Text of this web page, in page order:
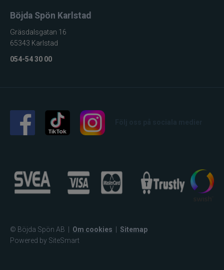
Böjda Spön Karlstad
Gräsdalsgatan 16
65343 Karlstad
054-54 30 00
© Böjda Spön AB Om cookies
Sitemap
Powered by SiteSmart